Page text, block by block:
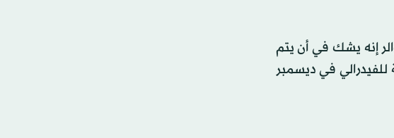
إنه يشك في أن يتم
في ديسمبر